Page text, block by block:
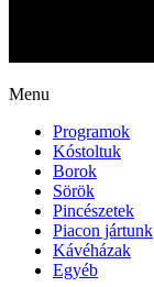
Menu
Programok
Kóstoltuk
Borok
Sörök
Pincészetek
Piacon jártunk
Kávéházak
Egyéb